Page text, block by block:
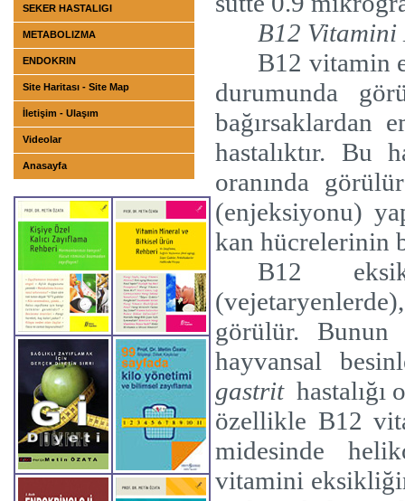
SEKER HASTALIGI
METABOLIZMA
ENDOKRIN
Site Haritası - Site Map
İletişim - Ulaşım
Videolar
Anasayfa
B12
B12 vitamin
durumunda
bağırsaklardan
hastalıktır. Bu
oranında
(enjeksiyonu)
kan hücrelerinin
B12
görülür.
hayvansal
gastrit hastalığı
özellikle B12
midesinde
vitamini